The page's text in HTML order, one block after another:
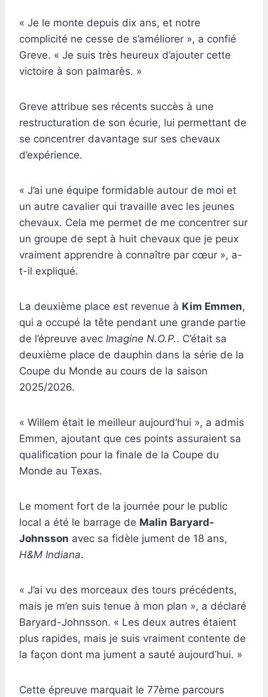
« Je le monte depuis dix ans, et notre
complicité ne cesse de s’améliorer », a confié
Greve. « Je suis très heureux d’ajouter cette
victoire à son palmarès. »
Greve attribue ses récents succès à une
restructuration de son écurie, lui permettant de
se concentrer davantage sur ses chevaux
d’expérience.
« J’ai une équipe formidable autour de moi et
un autre cavalier qui travaille avec les jeunes
chevaux. Cela me permet de me concentrer sur
un groupe de sept à huit chevaux que je peux
vraiment apprendre à connaître par cœur », a-
t-il expliqué.
La deuxième place est revenue à Kim Emmen,
qui a occupé la tête pendant une grande partie
de l’épreuve avec Imagine N.O.P.. C’était sa
deuxième place de dauphin dans la série de la
Coupe du Monde au cours de la saison
2025/2026.
« Willem était le meilleur aujourd’hui », a admis
Emmen, ajoutant que ces points assuraient sa
qualification pour la finale de la Coupe du
Monde au Texas.
Le moment fort de la journée pour le public
local a été le barrage de Malin Baryard-
Johnsson avec sa fidèle jument de 18 ans,
H&M Indiana.
« J’ai vu des morceaux des tours précédents,
mais je m’en suis tenue à mon plan », a déclaré
Baryard-Johnsson. « Les deux autres étaient
plus rapides, mais je suis vraiment contente de
la façon dont ma jument a sauté aujourd’hui. »
Cette épreuve marquait le 77ème parcours